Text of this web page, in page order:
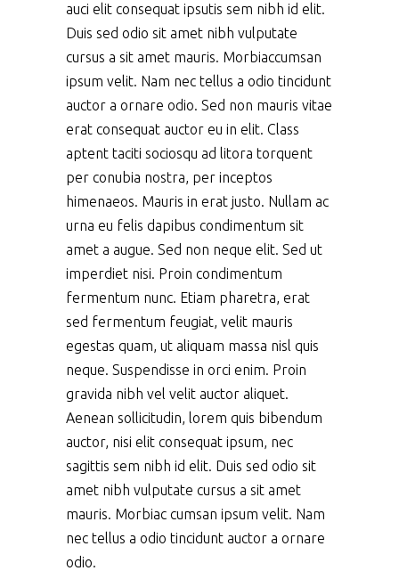
auci elit consequat ipsutis sem nibh id elit.
Duis sed odio sit amet nibh vulputate
cursus a sit amet mauris. Morbiaccumsan
ipsum velit. Nam nec tellus a odio tincidunt
auctor a ornare odio. Sed non mauris vitae
erat consequat auctor eu in elit. Class
aptent taciti sociosqu ad litora torquent
per conubia nostra, per inceptos
himenaeos. Mauris in erat justo. Nullam ac
urna eu felis dapibus condimentum sit
amet a augue. Sed non neque elit. Sed ut
imperdiet nisi. Proin condimentum
fermentum nunc. Etiam pharetra, erat
sed fermentum feugiat, velit mauris
egestas quam, ut aliquam massa nisl quis
neque. Suspendisse in orci enim. Proin
gravida nibh vel velit auctor aliquet.
Aenean sollicitudin, lorem quis bibendum
auctor, nisi elit consequat ipsum, nec
sagittis sem nibh id elit. Duis sed odio sit
amet nibh vulputate cursus a sit amet
mauris. Morbiac cumsan ipsum velit. Nam
nec tellus a odio tincidunt auctor a ornare
odio.